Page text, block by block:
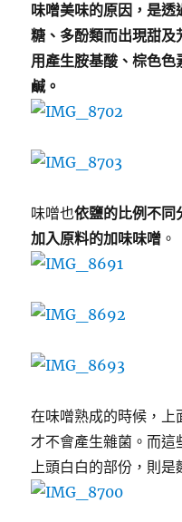
味噌美味的原因，是
糖、多酚類而出現甜
用產生胺基酸、棕色
鹹。
味噌也依鹽的比例不同
加入原料的加味味噌 。
在味噌熟成的時候，上
才不會產生雜菌。而這
上頭白白的部份，則是